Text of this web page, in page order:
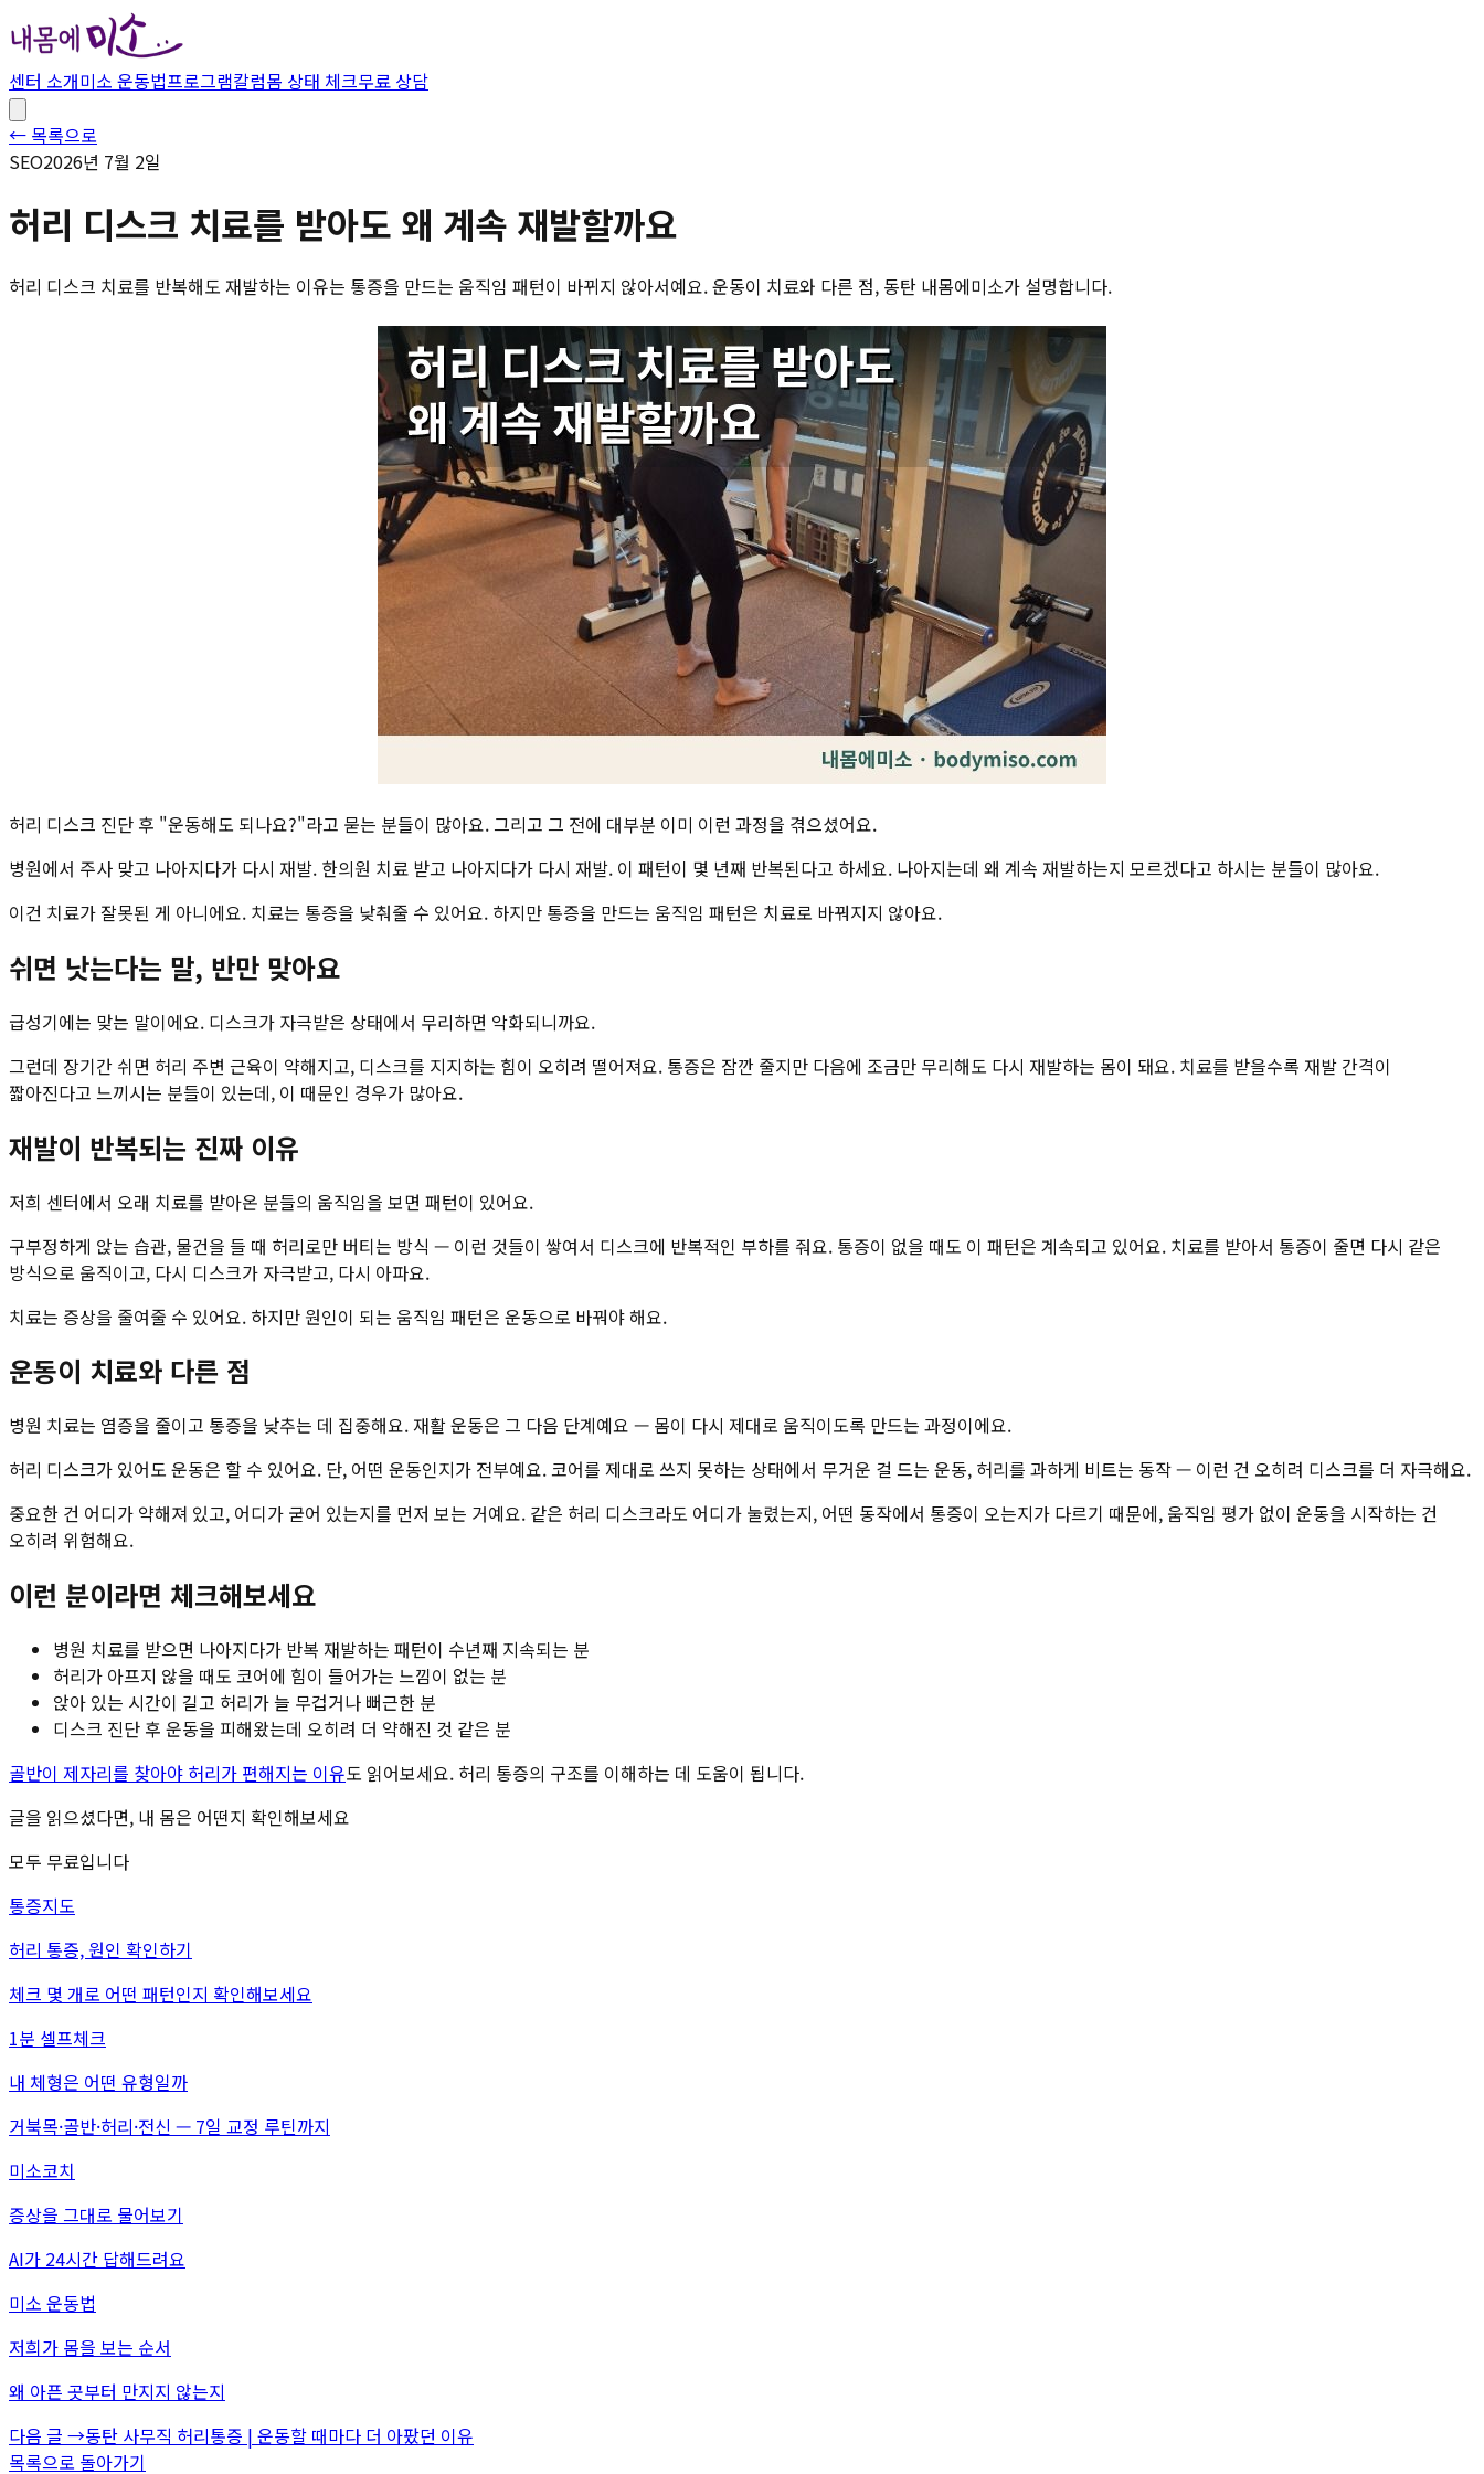
센터 소개미소 운동법프로그램칼럼몸 상태 체크무료 상담
← 목록으로
SEO2026년 7월 2일
허리 디스크 치료를 받아도 왜 계속 재발할까요
허리 디스크 치료를 반복해도 재발하는 이유는 통증을 만드는 움직임 패턴이 바뀌지 않아서예요. 운동이 치료와 다른 점, 동탄 내몸에미소가 설명합니다.
허리 디스크 진단 후 "운동해도 되나요?"라고 묻는 분들이 많아요. 그리고 그 전에 대부분 이미 이런 과정을 겪으셨어요.
병원에서 주사 맞고 나아지다가 다시 재발. 한의원 치료 받고 나아지다가 다시 재발. 이 패턴이 몇 년째 반복된다고 하세요. 나아지는데 왜 계속 재발하는지 모르겠다고 하시는 분들이 많아요.
이건 치료가 잘못된 게 아니에요. 치료는 통증을 낮춰줄 수 있어요. 하지만 통증을 만드는 움직임 패턴은 치료로 바꿔지지 않아요.
쉬면 낫는다는 말, 반만 맞아요
급성기에는 맞는 말이에요. 디스크가 자극받은 상태에서 무리하면 악화되니까요.
그런데 장기간 쉬면 허리 주변 근육이 약해지고, 디스크를 지지하는 힘이 오히려 떨어져요. 통증은 잠깐 줄지만 다음에 조금만 무리해도 다시 재발하는 몸이 돼요. 치료를 받을수록 재발 간격이
짧아진다고 느끼시는 분들이 있는데, 이 때문인 경우가 많아요.
재발이 반복되는 진짜 이유
저희 센터에서 오래 치료를 받아온 분들의 움직임을 보면 패턴이 있어요.
구부정하게 앉는 습관, 물건을 들 때 허리로만 버티는 방식 — 이런 것들이 쌓여서 디스크에 반복적인 부하를 줘요. 통증이 없을 때도 이 패턴은 계속되고 있어요. 치료를 받아서 통증이 줄면 다시 같은
방식으로 움직이고, 다시 디스크가 자극받고, 다시 아파요.
치료는 증상을 줄여줄 수 있어요. 하지만 원인이 되는 움직임 패턴은 운동으로 바꿔야 해요.
운동이 치료와 다른 점
병원 치료는 염증을 줄이고 통증을 낮추는 데 집중해요. 재활 운동은 그 다음 단계예요 — 몸이 다시 제대로 움직이도록 만드는 과정이에요.
허리 디스크가 있어도 운동은 할 수 있어요. 단, 어떤 운동인지가 전부예요. 코어를 제대로 쓰지 못하는 상태에서 무거운 걸 드는 운동, 허리를 과하게 비트는 동작 — 이런 건 오히려 디스크를 더 자극해요.
중요한 건 어디가 약해져 있고, 어디가 굳어 있는지를 먼저 보는 거예요. 같은 허리 디스크라도 어디가 눌렸는지, 어떤 동작에서 통증이 오는지가 다르기 때문에, 움직임 평가 없이 운동을 시작하는 건
오히려 위험해요.
이런 분이라면 체크해보세요
병원 치료를 받으면 나아지다가 반복 재발하는 패턴이 수년째 지속되는 분
허리가 아프지 않을 때도 코어에 힘이 들어가는 느낌이 없는 분
앉아 있는 시간이 길고 허리가 늘 무겁거나 뻐근한 분
디스크 진단 후 운동을 피해왔는데 오히려 더 약해진 것 같은 분
골반이 제자리를 찾아야 허리가 편해지는 이유도 읽어보세요. 허리 통증의 구조를 이해하는 데 도움이 됩니다.
글을 읽으셨다면, 내 몸은 어떤지 확인해보세요
모두 무료입니다
통증지도
허리 통증, 원인 확인하기
체크 몇 개로 어떤 패턴인지 확인해보세요
1분 셀프체크
내 체형은 어떤 유형일까
거북목·골반·허리·전신 — 7일 교정 루틴까지
미소코치
증상을 그대로 물어보기
AI가 24시간 답해드려요
미소 운동법
저희가 몸을 보는 순서
왜 아픈 곳부터 만지지 않는지
다음 글 →동탄 사무직 허리통증 | 운동할 때마다 더 아팠던 이유
목록으로 돌아가기